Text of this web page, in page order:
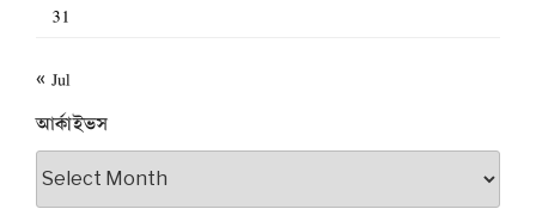
31
« Jul
আর্কাইভস
আর্কাইভস